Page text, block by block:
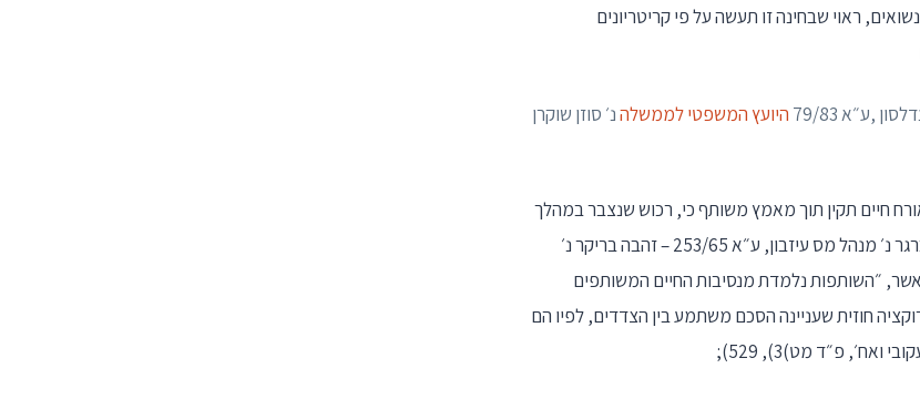
ראוי שבחינה זו תעשה על פי קריטריונים
היועץ המשפטי לממשלהנ׳ סוזן שוקרן
אורח חיים תקין תוך מאמץ משותף כי, רכוש שנצבר במהלך
חייהם המשותפים מצוי בבעלותם המשותפת (ע״א 300/64 ברגר נ׳ מנהל מס עיזבון, ע״א 253/65 – זהבה בריקר נ׳
אשר אפטה). כאשר, ״השותפות נלמדת מנסיבות החיים המשותפים
חוזית שעניינה הסכם משתמע בין הצדדים, לפיו הם